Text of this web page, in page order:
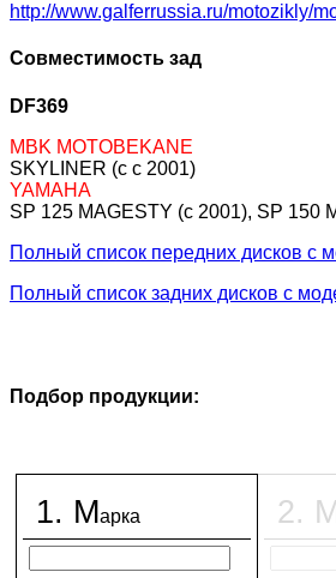
http://www.galferrussia.ru/motozikly/
Совместимость зад
DF369
MBK MOTOBEKANE
SKYLINER (c c 2001)
YAMAHA
SP 125 MAGESTY (c 2001), SP 150
Полный список передних дисков с
Полный список задних дисков с
Подбор продукции:
1. Марка 2.